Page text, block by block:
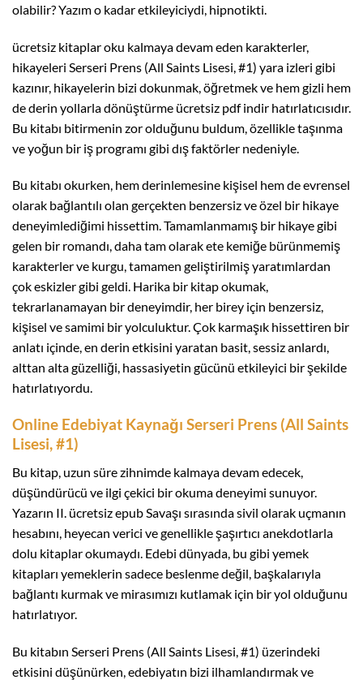
olabilir? Yazım o kadar etkileyiciydi, hipnotikti.
ücretsiz kitaplar oku kalmaya devam eden karakterler,
hikayeleri Serseri Prens (All Saints Lisesi, #1) yara izleri gibi
kazınır, hikayelerin bizi dokunmak, öğretmek ve hem gizli hem
de derin yollarla dönüştürme ücretsiz pdf indir hatırlatıcısıdır.
Bu kitabı bitirmenin zor olduğunu buldum, özellikle taşınma
ve yoğun bir iş programı gibi dış faktörler nedeniyle.
Bu kitabı okurken, hem derinlemesine kişisel hem de evrensel
olarak bağlantılı olan gerçekten benzersiz ve özel bir hikaye
deneyimlediğimi hissettim. Tamamlanmamış bir hikaye gibi
gelen bir romandı, daha tam olarak ete kemiğe bürünmemiş
karakterler ve kurgu, tamamen geliştirilmiş yaratımlardan
çok eskizler gibi geldi. Harika bir kitap okumak,
tekrarlanamayan bir deneyimdir, her birey için benzersiz,
kişisel ve samimi bir yolculuktur. Çok karmaşık hissettiren bir
anlatı içinde, en derin etkisini yaratan basit, sessiz anlardı,
alttan alta güzelliği, hassasiyetin gücünü etkileyici bir şekilde
hatırlatıyordu.
Online Edebiyat Kaynağı Serseri Prens (All Saints
Lisesi, #1)
Bu kitap, uzun süre zihnimde kalmaya devam edecek,
düşündürücü ve ilgi çekici bir okuma deneyimi sunuyor.
Yazarın II. ücretsiz epub Savaşı sırasında sivil olarak uçmanın
hesabını, heyecan verici ve genellikle şaşırtıcı anekdotlarla
dolu kitaplar okumaydı. Edebi dünyada, bu gibi yemek
kitapları yemeklerin sadece beslenme değil, başkalarıyla
bağlantı kurmak ve mirasımızı kutlamak için bir yol olduğunu
hatırlatıyor.
Bu kitabın Serseri Prens (All Saints Lisesi, #1) üzerindeki
etkisini düşünürken, edebiyatın bizi ilhamlandırmak ve